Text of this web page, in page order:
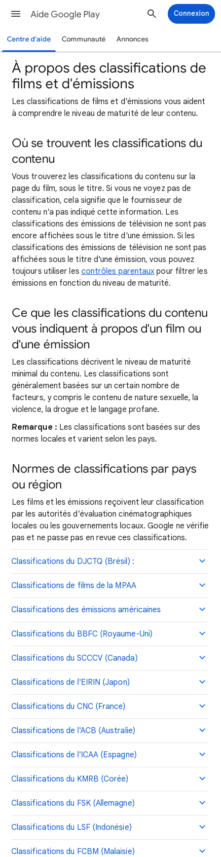
Aide Google Play Connexion
Centre d'aide Communauté Annonces
À propos des classifications de
films et d'émissions
Les classifications de films et d'émissions vous aident
à comprendre le niveau de maturité de leur contenu.
Où se trouvent les classifications du
contenu
Vous trouverez les classifications du contenu sur la
page du film, sous le titre. Si vous ne voyez pas de
classification, cela signifie que le fournisseur de
contenu n'a pas indiqué cette information. Les
classifications des émissions de télévision ne sont pas
encore affichées sous le titre d'une émission. Si les
classifications des émissions de télévision ne sont pas
affichées sous le titre d'une émission, vous pouvez
toujours utiliser les contrôles parentaux pour filtrer les
émissions en fonction du niveau de maturité.
Ce que les classifications du contenu
vous indiquent à propos d'un film ou
d'une émission
Les classifications décrivent le niveau de maturité
minimal du contenu. Les classifications sont
généralement basées sur un certain nombre de
facteurs, y compris le contenu de nature sexuelle, la
violence, la drogue et le langage profane.
Remarque : Les classifications sont basées sur des
normes locales et varient selon les pays.
Normes de classifications par pays
ou région
Les films et les émissions reçoivent leur classification
par les autorités d'évaluation cinématographiques
locales ou les gouvernements locaux. Google ne vérifie
pas et ne passe pas en revue ces classifications.
Classifications du DJCTQ (Brésil) :
Classifications de films de la MPAA
Classifications des émissions américaines
Classifications du BBFC (Royaume-Uni)
Classifications du SCCCV (Canada)
Classifications de l'EIRIN (Japon)
Classifications du CNC (France)
Classifications de l'ACB (Australie)
Classifications de l'ICAA (Espagne)
Classifications du KMRB (Corée)
Classifications du FSK (Allemagne)
Classifications du LSF (Indonésie)
Classifications du FCBM (Malaisie)